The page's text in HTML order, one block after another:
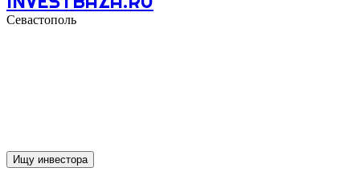
Севастополь
Ищу инвестора